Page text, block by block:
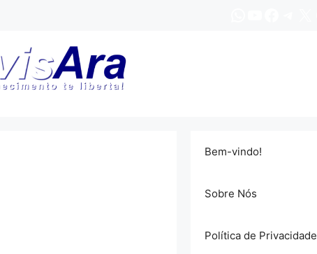
Bem-vindo!
Sobre Nós
Política de Privacidade